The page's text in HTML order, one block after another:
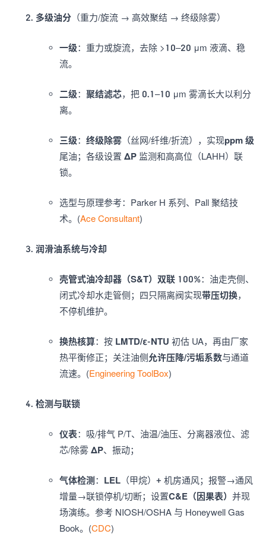
多级油分 （重力/旋流 → 高效聚结 → 终级除雾）
一级：重力或旋流，去除 >10–20 μm 液滴、稳
流。
二级： 聚结滤芯，把 0.1–10 μm 雾滴长大以利分
离。
三级： 终级除雾 （丝网/纤维/折流），实现ppm 级
尾油；各级设置 ΔP 监测和高高位（LAHH）联
锁。
选型与原理参考：Parker H 系列、Pall 聚结技
术。(Ace Consultant)
润滑油系统与冷却
壳管式油冷却器（S&T）双联 100%：油走壳侧、
闭式冷却水走管侧；四只隔离阀实现带压切换，
不停机维护。
换热核算：按 LMTD/ε-NTU 初估 UA，再由厂家
热平衡修正；关注油侧允许压降/污垢系数与通道
流速。(Engineering ToolBox)
检测与联锁
仪表：吸/排气 P/T、油温/油压、分离器液位、滤
芯/除雾 ΔP、振动；
气体检测： LEL （甲烷）+ 机房通风；报警→通风
增量→联锁停机/切断；设置C&E（因果表） 并现
场演练。参考 NIOSH/OSHA 与 Honeywell Gas
Book。(CDC)